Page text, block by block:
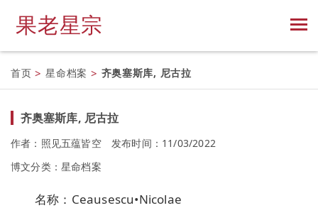
果老星宗
首页 > 星命档案 > 齐奥塞斯库, 尼古拉
齐奥塞斯库, 尼古拉
作者：照见五蕴皆空
发布时间：11/03/2022
博文分类： 星命档案
名称：Ceausescu•Nicolae